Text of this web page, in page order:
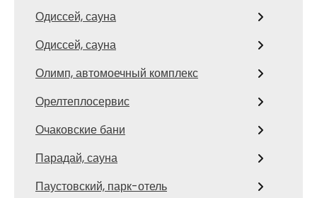
Одиссей, сауна
Одиссей, сауна
Олимп, автомоечный комплекс
Орелтеплосервис
Очаковские бани
Парадай, сауна
Паустовский, парк-отель